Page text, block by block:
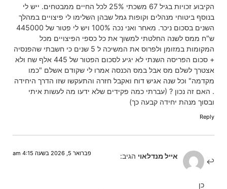
הקיבוע זכויות בגיל 67 משכתי 25% לכל החיים ממבטחים. ייש לי
בנוסף ביטוחי מנהלים וקופות גמל שבהן השלימו לי פיצויים במהלך
השנים בסכום ניכר. מאחר ואני נכה 100% ויש לי פטור של 445000
ש"ח ממס לשנה החלטתי למשוך את כל כספי הפיצויים מכל
המקומות במזומן ולפרוס את המשיכה ל 5 שנים כי חשבתי שהפנסיה
+ סכום הפריסה השנתי לא יגיע לסכום הפטור של 445 אלף שח ולא
אצטרך לשלם מס אבל במס הכנסה אמרו לי שקודם אשלם "כמו
מקדמה" וכל שנה אגיש דוח ואקבל חזרה והתעקשו שזו הדרך היחידה
. האם זה נכון ? (עברתי כמה פקידים שלא ידעו מה לעשות איתי
ובסוך מנהת יחידה קבעה כך)
Reply
אייל מנדלאוי הגיב: פברואר 5, 2026 בשעה 4:15 am
כן